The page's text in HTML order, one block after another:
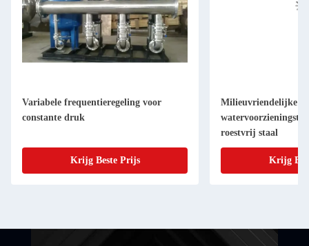
Variabele frequentieregeling voor
constante druk
Krijg Beste Prijs
Milieuvriendelijke
roestvrij staal
Krijg